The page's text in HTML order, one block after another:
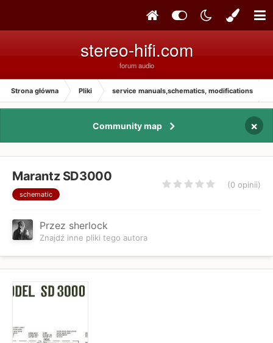
stereo-hifi.com
forum audio
Strona główna Pliki service manuals,schematics, modifications
Community map ×
Marantz SD3000
schematic
(0 opinii)
Przez sherlock
Znajdź inne pliki tego autora